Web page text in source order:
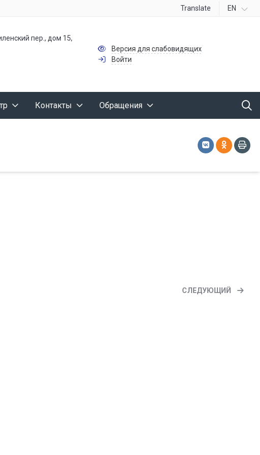
Translate EN
пер., дом 15,
Версия для слабовидящих
Войти
Контакты Обращения
СЛЕДУЮЩИЙ